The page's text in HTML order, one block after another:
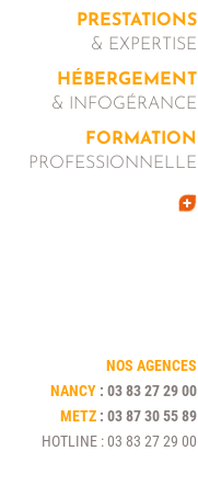
PRESTATIONS
& EXPERTISE
HÉBERGEMENT
& INFOGÉRANCE
FORMATION
PROFESSIONNELLE
NOS AGENCES
NANCY : 03 83 27 29 00
METZ : 03 87 30 55 89
HOTLINE :03 83 27 29 00